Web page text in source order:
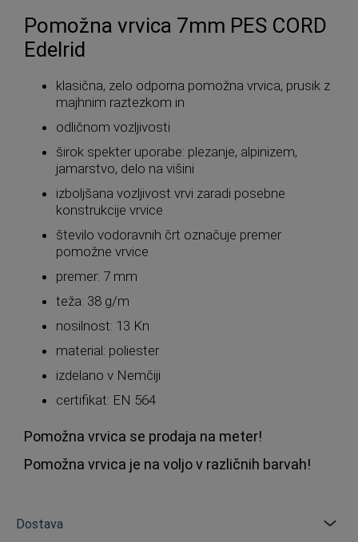
Pomožna vrvica 7mm PES CORD
Edelrid
klasična, zelo odporna pomožna vrvica, prusik z
majhnim raztezkom in
odličnom vozljivosti
širok spekter uporabe: plezanje, alpinizem,
jamarstvo, delo na višini
izboljšana vozljivost vrvi zaradi posebne
konstrukcije vrvice
število vodoravnih črt označuje premer
pomožne vrvice
premer: 7 mm
teža: 38 g/m
nosilnost: 13 Kn
material: poliester
izdelano v Nemčiji
certifikat: EN 564
Pomožna vrvica se prodaja na meter!
Pomožna vrvica je na voljo v različnih barvah!
Dostava